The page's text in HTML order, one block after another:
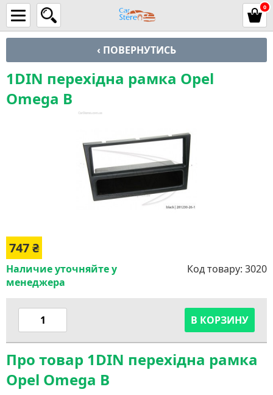
0
‹ ПОВЕРНУТИСЬ
1DIN перехідна рамка Opel
Omega B
747₴
Наличие уточняйте у
менеджера
Код товару: 3020
В КОРЗИНУ
Про товар 1DIN перехідна рамка
Opel Omega B